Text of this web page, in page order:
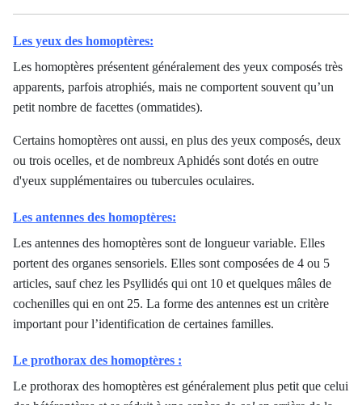
Les yeux des homoptères:
Les homoptères présentent généralement des yeux composés très
apparents, parfois atrophiés, mais ne comportent souvent qu’un
petit nombre de facettes (ommatides).
Certains homoptères ont aussi, en plus des yeux composés, deux
ou trois ocelles, et de nombreux Aphidés sont dotés en outre
d'yeux supplémentaires ou tubercules oculaires.
Les antennes des homoptères:
Les antennes des homoptères sont de longueur variable. Elles
portent des organes sensoriels. Elles sont composées de 4 ou 5
articles, sauf chez les Psyllidés qui ont 10 et quelques mâles de
cochenilles qui en ont 25. La forme des antennes est un critère
important pour l’identification de certaines familles.
Le prothorax des homoptères :
Le prothorax des homoptères est généralement plus petit que celui